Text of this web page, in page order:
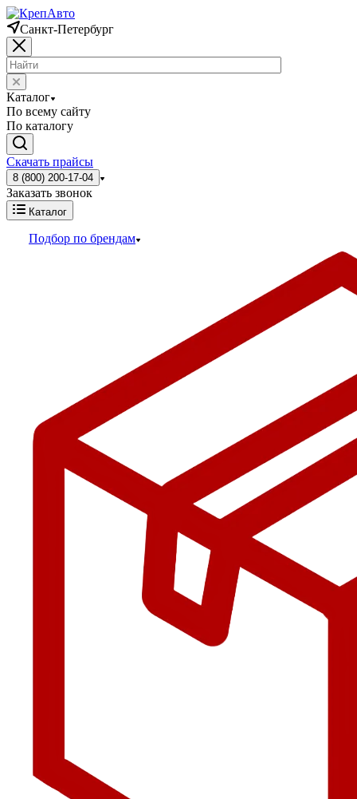
Санкт-Петербург
Каталог
По всему сайту
По каталогу
Скачать прайсы
8 (800) 200-17-04
Заказать звонок
Каталог
Подбор по брендам